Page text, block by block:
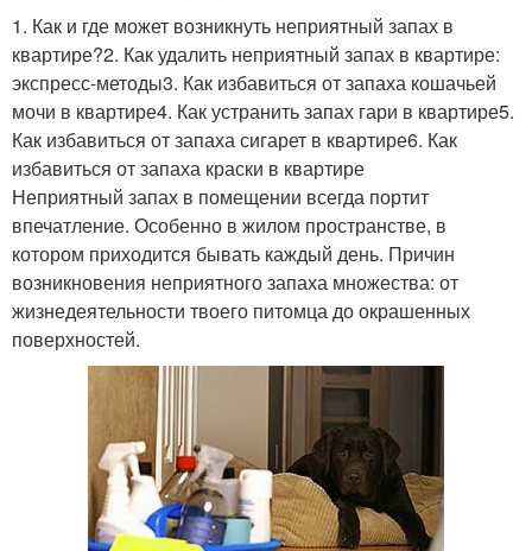
1. Как и где может возникнуть неприятный запах в
квартире?2. Как удалить неприятный запах в квартире:
экспресс-методы3. Как избавиться от запаха кошачьей
мочи в квартире4. Как устранить запах гари в квартире5.
Как избавиться от запаха сигарет в квартире6. Как
избавиться от запаха краски в квартире
Неприятный запах в помещении всегда портит
впечатление. Особенно в жилом пространстве, в
котором приходится бывать каждый день. Причин
возникновения неприятного запаха множества: от
жизнедеятельности твоего питомца до окрашенных
поверхностей.